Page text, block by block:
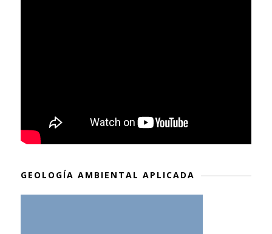
GEOLOGÍA AMBIENTAL APLICADA